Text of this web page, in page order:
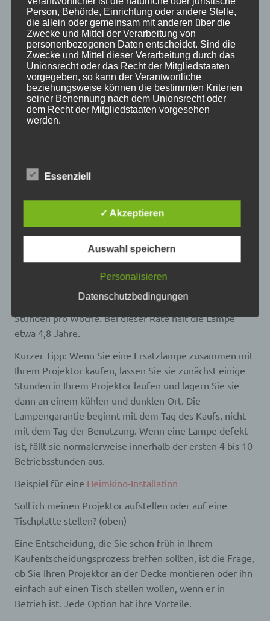
Die Lampen halten normalerweise zwischen 2000 und
Ersatzlampen kosten €200-$400.
Regelmäßige Filterreinigung und ordnungsgemäßer
Betrieb verbessern die Lebensdauer der Lampe. Tipps
zur Lampenlebensdauer finden Sie hier ”
besondere Veranstaltungen verwendet wird, läuft 8
Stunden pro Woche. Bei dieser Rate hält die Lampe
etwa 4,8 Jahre.
Kurzer Tipp: Wenn Sie eine Ersatzlampe zusammen mit
Ihrem Projektor kaufen, lassen Sie sie zunächst einige
Stunden in Ihrem Projektor laufen und lagern Sie sie
dann an einem kühlen und dunklen Ort. Die
Lampengarantie beginnt mit dem Tag des Kaufs, nicht
mit dem Tag der Benutzung. Wenn eine Lampe defekt
ist, fällt sie normalerweise innerhalb der ersten 4 bis 10
Betriebsstunden aus.
Beispiel für eine Heimkino-Installation
Soll ich meinen Projektor aufstellen oder auf eine
Tischplatte stellen? (oben)
Eine Entscheidung, die Sie schon früh in Ihrem
Kaufentscheidungsprozess treffen sollten, ist die Frage,
ob Sie Ihren Projektor an der Decke montieren oder ihn
einfach auf einen Tisch stellen wollen, wenn er in
Betrieb ist. Jede Option hat ihre Vorteile.
Person, Behörde, Einrichtung oder andere Stelle,
die allein oder gemeinsam mit anderen über die
Zwecke und Mittel der Verarbeitung von
personenbezogenen Daten entscheidet. Sind die
Zwecke und Mittel dieser Verarbeitung durch das
Unionsrecht oder das Recht der Mitgliedstaaten
vorgegeben, so kann der Verantwortliche
beziehungsweise können die bestimmten Kriterien
seiner Benennung nach dem Unionsrecht oder
dem Recht der Mitgliedstaaten vorgesehen
werden.
andere Stelle, die personenbezogene Daten im
Auftrag des Verantwortlichen verarbeitet.
Person, Behörde, Einrichtung oder andere Stelle,
unabhängig davon, ob es sich bei ihr um einen
Dritten handelt oder nicht. Behörden, die im
Rahmen eines bestimmten Untersuchungsauftrags
nach dem Unionsrecht oder dem Recht der
Mitgliedstaaten möglicherweise
personenbezogene Daten erhalten, gelten jedoch
nicht als Empfänger.
j) Dritter
Dritter ist eine natürliche oder juristische Person,
Behörde, Einrichtung oder andere Stelle außer der
Auftragsverarbeiter und den Personen, die unter
Verantwortlichen oder des Auftragsverarbeiters
befugt sind, die personenbezogenen Daten zu
verarbeiten.
k) Einwilligung
Einwilligung ist jede von der betroffenen Person
freiwillig für den bestimmten Fall in informierter
Essenziell
✓ Akzeptieren
Auswahl speichern
Personalisieren
Datenschutzbedingungen